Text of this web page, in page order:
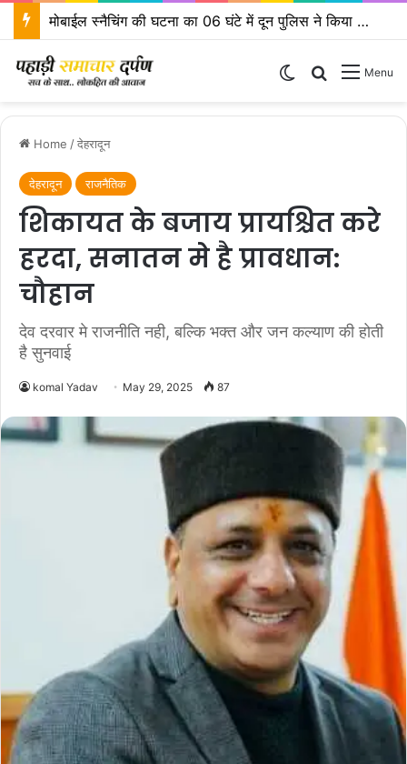
मोबाईल स्नैचिंग की घटना का 06 घंटे में दून पुलिस ने किया खुलासा
Menu
Search for
Switch skin
Home /देहरादून
देहरादून राजनैतिक
शिकायत के बजाय प्रायश्चित करे
हरदा, सनातन मे है प्रावधान:
चौहान
देव दरवार मे राजनीति नही, बल्कि भक्त और जन कल्याण की होती
है सुनवाई
komal Yadav May 29, 2025 87